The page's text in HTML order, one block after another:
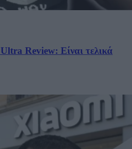
Review: Είναι τελικά